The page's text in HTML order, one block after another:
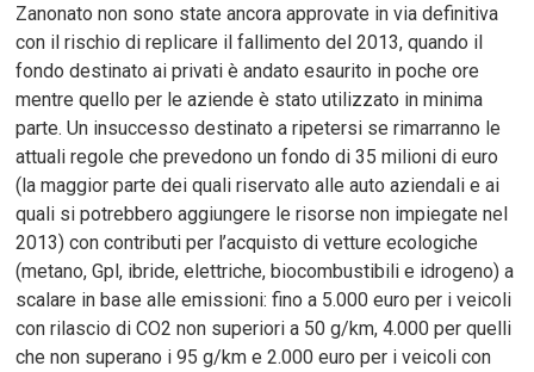
Zanonato non sono state ancora approvate in via definitiva
con il rischio di replicare il fallimento del 2013, quando il
fondo destinato ai privati è andato esaurito in poche ore
mentre quello per le aziende è stato utilizzato in minima
parte. Un insuccesso destinato a ripetersi se rimarranno le
attuali regole che prevedono un fondo di 35 milioni di euro
(la maggior parte dei quali riservato alle auto aziendali e ai
quali si potrebbero aggiungere le risorse non impiegate nel
2013) con contributi per l’acquisto di vetture ecologiche
(metano, Gpl, ibride, elettriche, biocombustibili e idrogeno) a
scalare in base alle emissioni: fino a 5.000 euro per i veicoli
con rilascio di CO2 non superiori a 50 g/km, 4.000 per quelli
che non superano i 95 g/km e 2.000 euro per i veicoli con